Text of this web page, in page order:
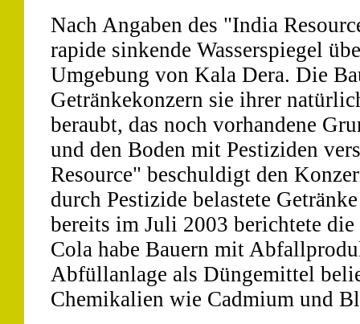
Nach Angaben des "India
rapide sinkende Wasserspiegel
Umgebung von Kala Dera. Die
Getränkekonzern sie ihrer
beraubt, das noch vorhandene
und den Boden mit Pestiziden
Resource" beschuldigt den
durch Pestizide belastete
bereits im Juli 2003 berichtete
Cola habe Bauern mit
Abfüllanlage als Düngemittel
Chemikalien wie Cadmium und